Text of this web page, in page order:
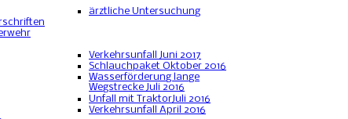
ärztliche Untersuchung
Verkehrsunfall Juni 2017
Schlauchpaket Oktober 2016
Wasserförderung lange
Wegstrecke Juli 2016
Unfall mit TraktorJuli 2016
Verkehrsunfall April 2016